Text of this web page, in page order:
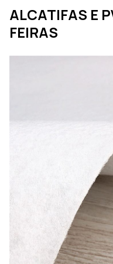
ALCATIFAS E
FEIRAS